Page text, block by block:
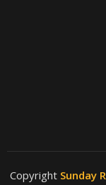
Copyright Sunday